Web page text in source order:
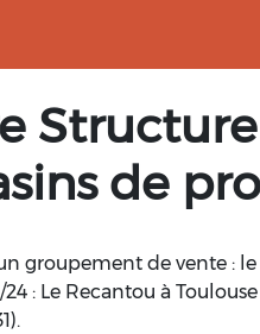
de
groupement de vente : le
: Le Recantou à